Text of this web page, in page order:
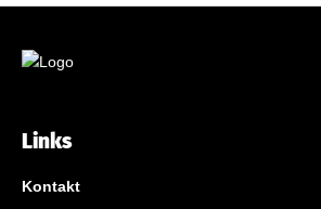
Links
Kontakt